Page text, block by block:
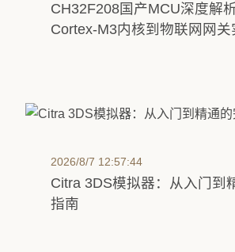
CH32F208国产MCU深度解
Cortex-M3内核到物联网网关
2026/8/7 12:57:44
Citra 3DS模拟器：从入门到
指南